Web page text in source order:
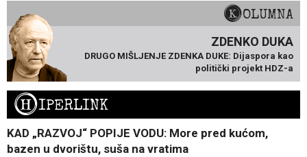
KOLUMNA
ZDENKO DUKA
DRUGO MIŠLJENJE ZDENKA DUKE: Dijaspora kao
politički projekt HDZ-a
HIPERLINK
KAD „RAZVOJ“ POPIJE VODU: More pred kućom,
bazen u dvorištu, suša na vratima